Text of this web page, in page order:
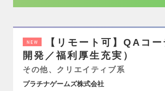
NEW
【リモート可】QAコ
開発／福利厚生充実）
その他、クリエイティブ系
プラチナゲームズ株式会社